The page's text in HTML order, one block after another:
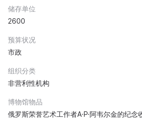
储存单位
2600
预算状况
市政
组织分类
非营利性机构
博物馆物品
俄罗斯荣誉艺术工作者A·P·阿韦尔金的纪